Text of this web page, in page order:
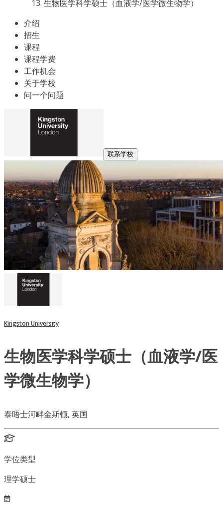
生物医学科学硕士（血液学/医学微生物学）
介绍
招生
课程
课程学费
工作机会
关于学校
问一个问题
联系学校
Kingston University
生物医学科学硕士（血液学/医
学微生物学）
泰晤士河畔金斯顿, 英国
学位类型
理学硕士